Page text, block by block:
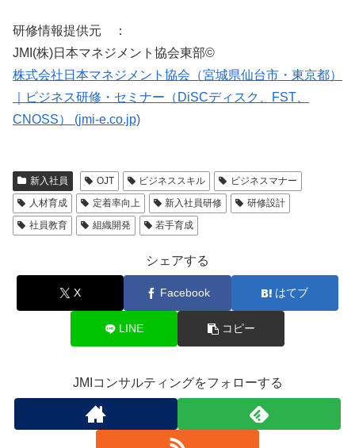
研修情報提供元 ：
JMI(株)日本マネジメント協会東部©
株式会社日本マネジメント協会（宮城県仙台市・東京都）
｜ビジネス研修・セミナー（DiSCディスク、FST、
CNOSS） (jmi-e.co.jp)
新入社員 OJT ビジネススキル
ビジネスマナー
人材育成
定着率向上 新入社員研修
研修設計
社員教育
組織開発 若手育成
シェアする
X Facebook はてブ
LINE コピー
JMIコンサルティングをフォローする